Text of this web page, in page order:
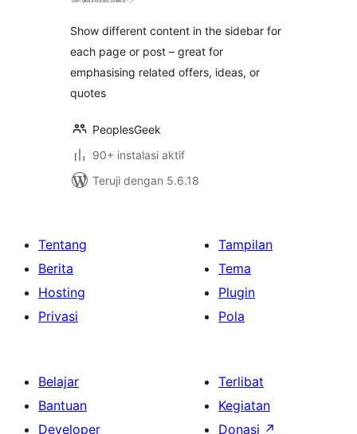
Show different content in the sidebar for
each page or post – great for
emphasising related offers, ideas, or
quotes
PeoplesGeek
90+ instalasi aktif
Teruji dengan 5.6.18
Tentang
Berita
Hosting
Privasi
Tampilan
Tema
Plugin
Pola
Belajar
Bantuan
Developer
Terlibat
Kegiatan
Donasi ↗